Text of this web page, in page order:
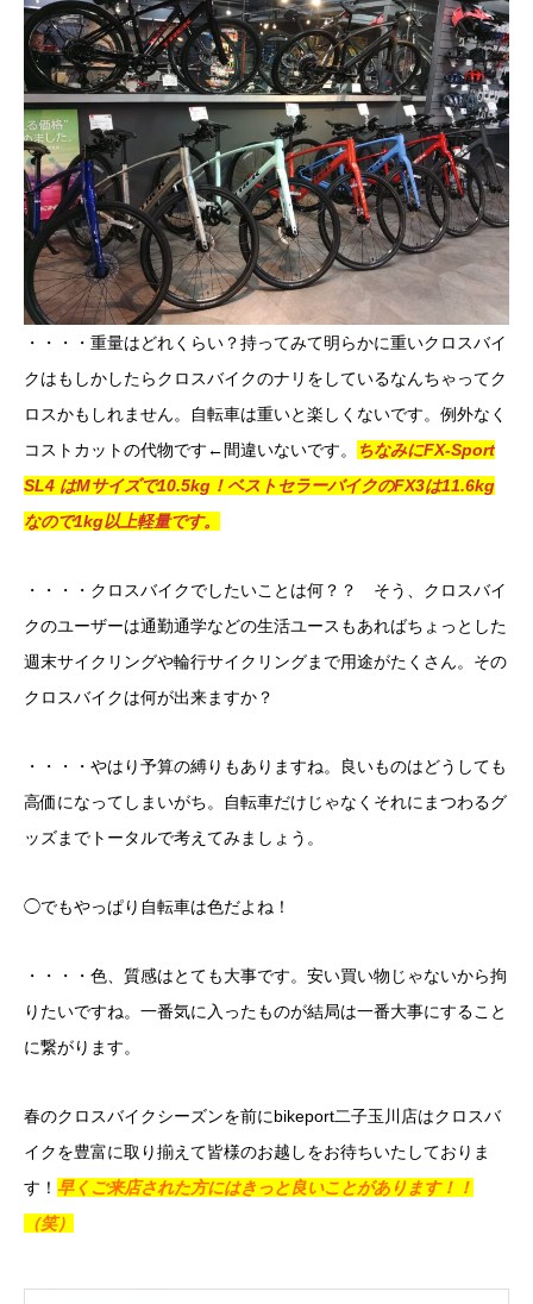
・・・・重量はどれくらい？持ってみて明らかに重いクロスバイ
クはもしかしたらクロスバイクのナリをしているなんちゃってク
ロスかもしれません。自転車は重いと楽しくないです。例外なく
コストカットの代物です←間違いないです。
ちなみにFX-Sport
SL4 はMサイズで10.5kg！ベストセラーバイクのFX3は11.6kg
なので1kg以上軽量です。
・・・・クロスバイクでしたいことは何？？ そう、クロスバイ
クのユーザーは通勤通学などの生活ユースもあればちょっとした
週末サイクリングや輪行サイクリングまで用途がたくさん。その
クロスバイクは何が出来ますか？
・・・・やはり予算の縛りもありますね。良いものはどうしても
高価になってしまいがち。自転車だけじゃなくそれにまつわるグ
ッズまでトータルで考えてみましょう。
◯でもやっぱり自転車は色だよね！
・・・・色、質感はとても大事です。安い買い物じゃないから拘
りたいですね。一番気に入ったものが結局は一番大事にすること
に繋がります。
春のクロスバイクシーズンを前にbikeport二子玉川店はクロスバ
イクを豊富に取り揃えて皆様のお越しをお待ちいたしておりま
す！ 早くご来店された方にはきっと良いことがあります！！
（笑）